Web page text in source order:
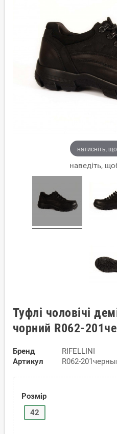
натисніть,
наведіть,
Туфлі чоловічі
чорний R062-
Бренд
RIFELLINI
Артикул
R062-
Розмір
42